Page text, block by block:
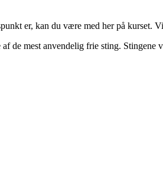
er, kan du være med her på kurset.
de mest anvendelig frie sting. Stingene